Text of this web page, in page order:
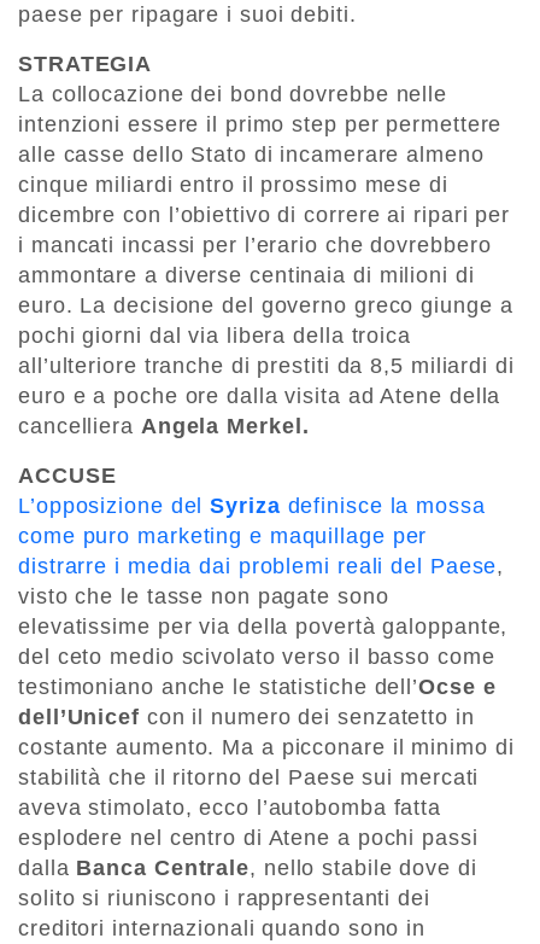
paese per ripagare i suoi debiti.
STRATEGIA
La collocazione dei bond dovrebbe nelle
intenzioni essere il primo step per permettere
alle casse dello Stato di incamerare almeno
cinque miliardi entro il prossimo mese di
dicembre con l’obiettivo di correre ai ripari per
i mancati incassi per l’erario che dovrebbero
ammontare a diverse centinaia di milioni di
euro. La decisione del governo greco giunge a
pochi giorni dal via libera della troica
all’ulteriore tranche di prestiti da 8,5 miliardi di
euro e a poche ore dalla visita ad Atene della
cancelliera Angela Merkel.
ACCUSE
L’opposizione delSyriza definisce la mossa
come puro marketing e maquillage per
distrarre i media dai problemi reali del Paese,
visto che le tasse non pagate sono
elevatissime per via della povertà galoppante,
del ceto medio scivolato verso il basso come
testimoniano anche le statistiche dell’Ocse e
dell’Unicef con il numero dei senzatetto in
costante aumento. Ma a picconare il minimo di
stabilità che il ritorno del Paese sui mercati
aveva stimolato, ecco l’autobomba fatta
esplodere nel centro di Atene a pochi passi
dalla Banca Centrale, nello stabile dove di
solito si riuniscono i rappresentanti dei
creditori internazionali quando sono in